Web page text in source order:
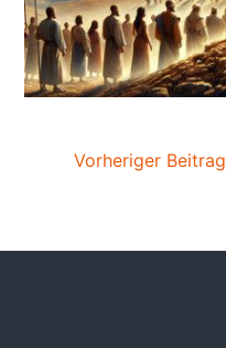
Vorheriger Beitrag